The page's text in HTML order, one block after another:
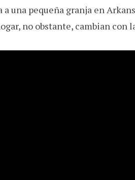
a una pequeña granja en
no obstante, cambian con